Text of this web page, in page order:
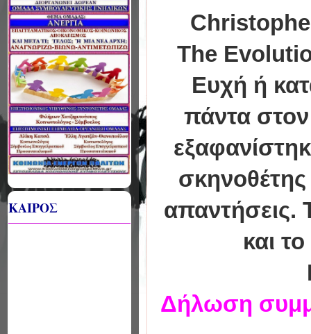
The
Ευχή ή
πάντα
απαντήσεις.
και
Δήλωση
ΚΑΙΡΟΣ